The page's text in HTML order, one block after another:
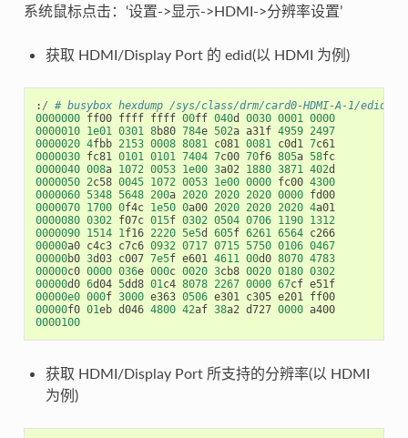
系统鼠标点击：‘设置->显示->HDMI->分辨率设置’
获取 HDMI/Display Port 的 edid(以 HDMI 为例)
: / # busybox hexdump /sys/class/drm/card0-HDMI-A-1/edid
0000000 ff00 ffff ffff 00ff 040d 0030 0001 0000
0000010 1e01 0301 8b80 784e 502a a31f 4959 2497
0000020 4fbb 2153 0008 8081 c081 0081 c0d1 7c61
0000030 fc81 0101 0101 7404 7c00 70f6 805a 58fc
0000040 008a 1072 0053 1e00 3a02 1880 3871 402d
0000050 2c58 0045 1072 0053 1e00 0000 fc00 4300
0000060 5348 5648 200a 2020 2020 2020 0000 fd00
0000070 1700 0f4c 1e50 0a00 2020 2020 2020 4a01
0000080 0302 f07c 015f 0302 0504 0706 1190 1312
0000090 1514 1f16 2220 5e5d 605f 6261 6564 c266
00000a0 c4c3 c7c6 0932 0717 0715 5750 0106 0467
00000b0 3d03 c007 7e5f e601 4611 00d0 8070 4783
00000c0 0000 036e 000c 0020 3cb8 0020 0180 0302
00000d0 6d04 5dd8 01c4 8078 2267 0000 67cf e51f
00000e0 000f 3000 e363 0506 e301 c305 e201 ff00
00000f0 01eb d046 4800 42af 38a2 d727 0000 a400
0000100
获取 HDMI/Display Port 所支持的分辨率(以 HDMI
为例)